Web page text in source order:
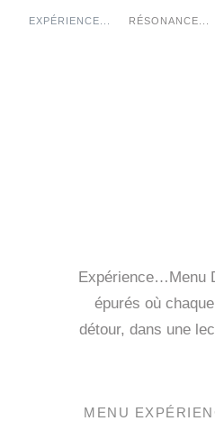
EXPÉRIENCE... RÉSONANCE...
Expérience…Menu
épurés où
détour, dans une
MENU